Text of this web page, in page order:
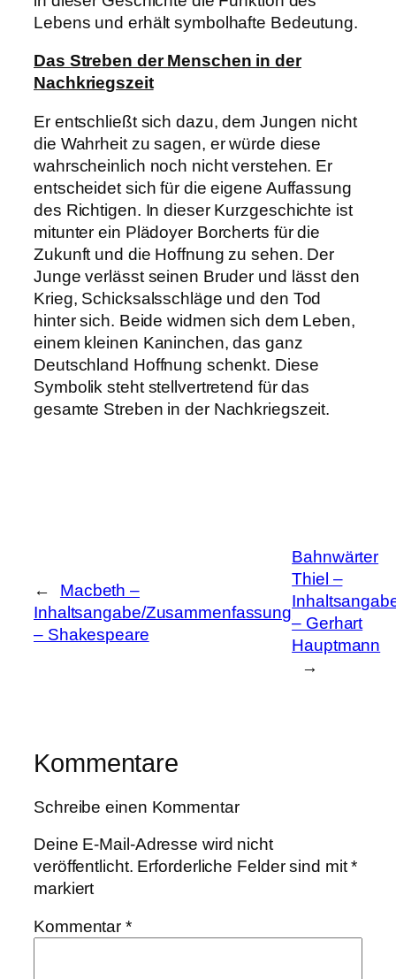
Lebens und erhält symbolhafte Bedeutung.
Das Streben der Menschen in der
Nachkriegszeit
Er entschließt sich dazu, dem Jungen nicht
die Wahrheit zu sagen, er würde diese
wahrscheinlich noch nicht verstehen. Er
entscheidet sich für die eigene Auffassung
des Richtigen. In dieser Kurzgeschichte ist
mitunter ein Plädoyer Borcherts für die
Zukunft und die Hoffnung zu sehen. Der
Junge verlässt seinen Bruder und lässt den
Krieg, Schicksalsschläge und den Tod
hinter sich. Beide widmen sich dem Leben,
einem kleinen Kaninchen, das ganz
Deutschland Hoffnung schenkt. Diese
Symbolik steht stellvertretend für das
gesamte Streben in der Nachkriegszeit.
←
Macbeth –
Inhaltsangabe/Zusammenfassung
– Shakespeare
Bahnwärter
Thiel –
– Gerhart
Hauptmann
→
Kommentare
Schreibe einen Kommentar
Deine E-Mail-Adresse wird nicht
veröffentlicht. Erforderliche Felder sind mit*
markiert
Kommentar*